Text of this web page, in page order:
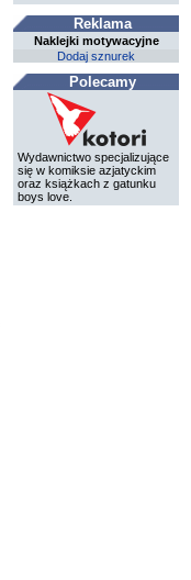
Reklama
Naklejki motywacyjne
Dodaj sznurek
Polecamy
Wydawnictwo specjalizujące
się w komiksie azjatyckim
oraz książkach z gatunku
boys love.